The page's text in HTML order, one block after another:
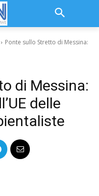
Ponte sullo Stretto di Messina:
di Messina:
delle